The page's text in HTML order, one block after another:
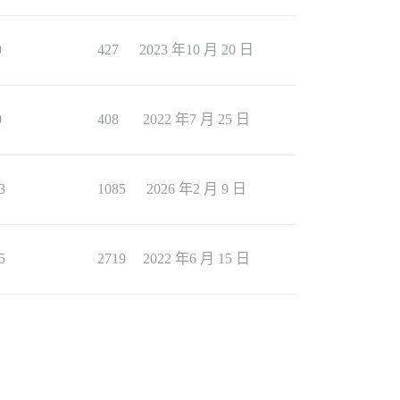
427 2023 年10 月 20 日
408 2022 年7 月 25 日
1085 2026 年2 月 9 日
2719 2022 年6 月 15 日